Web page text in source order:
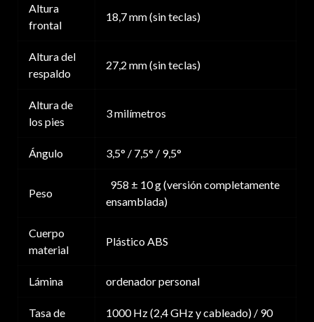
Altura
frontal
18,7 mm (sin teclas)
Altura del
respaldo
27,2 mm (sin teclas)
Altura de
los pies
3 milímetros
Ángulo 3,5° / 7,5° / 9,5°
Peso
958 ± 10 g (versión completamente
ensamblada)
Cuerpo
material
Plástico ABS
Lámina ordenador personal
Tasa de
1000 Hz (2,4 GHz y cableado) / 90